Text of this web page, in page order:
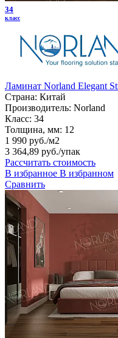
34
класс
Ламинат Norland Elegant
Страна: Китай
Производитель: Norland
Класс: 34
Толщина, мм: 12
1 990 руб./м2
3 364,89 руб./упак
Рассчитать стоимость
В избранное В избранном
Сравнить